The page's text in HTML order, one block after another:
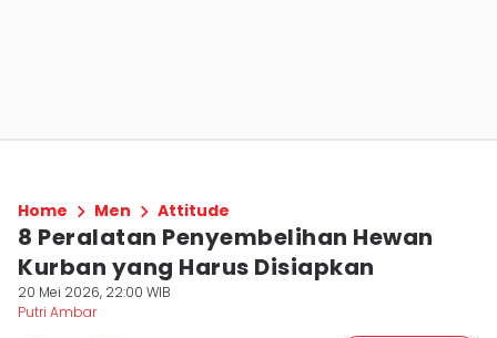
Home Men Attitude
8 Peralatan Penyembelihan Hewan
Kurban yang Harus Disiapkan
20 Mei 2026, 22:00 WIB
Putri Ambar